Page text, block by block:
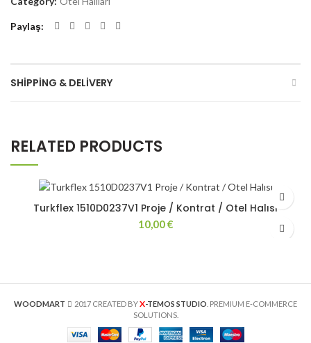
Paylaş
SHIPPING & DELIVERY
RELATED PRODUCTS
Turkflex 1510D0237V1 Proje / Kontrat / Otel Halısı
10,00€
WOODMART 2017 CREATED BYX-TEMOS STUDIO . PREMIUM E-COMMERCE
SOLUTIONS.